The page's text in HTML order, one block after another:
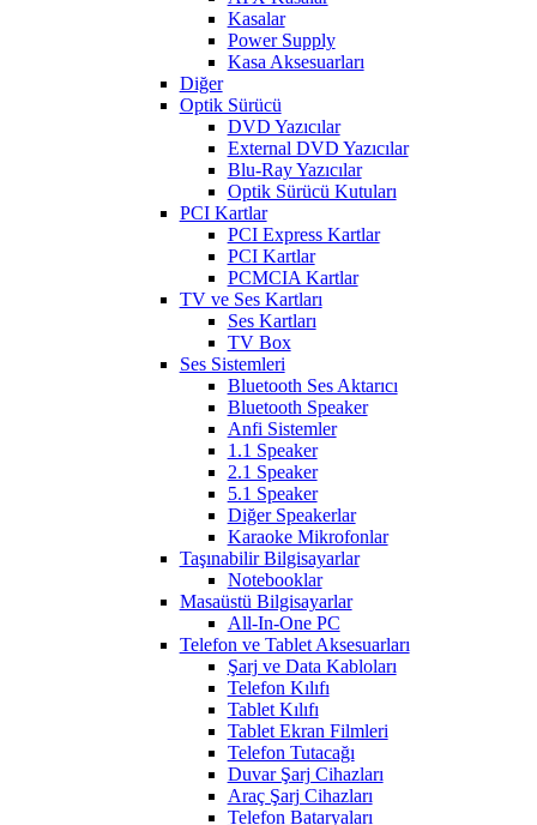
Kasalar
Power Supply
Kasa Aksesuarları
Diğer
Optik Sürücü
DVD Yazıcılar
External DVD Yazıcılar
Blu-Ray Yazıcılar
Optik Sürücü Kutuları
PCI Kartlar
PCI Express Kartlar
PCI Kartlar
PCMCIA Kartlar
TV ve Ses Kartları
Ses Kartları
TV Box
Ses Sistemleri
Bluetooth Ses Aktarıcı
Bluetooth Speaker
Anfi Sistemler
1.1 Speaker
2.1 Speaker
5.1 Speaker
Diğer Speakerlar
Karaoke Mikrofonlar
Taşınabilir Bilgisayarlar
Notebooklar
Masaüstü Bilgisayarlar
All-In-One PC
Telefon ve Tablet Aksesuarları
Şarj ve Data Kabloları
Telefon Kılıfı
Tablet Kılıfı
Tablet Ekran Filmleri
Telefon Tutacağı
Duvar Şarj Cihazları
Araç Şarj Cihazları
Telefon Bataryaları